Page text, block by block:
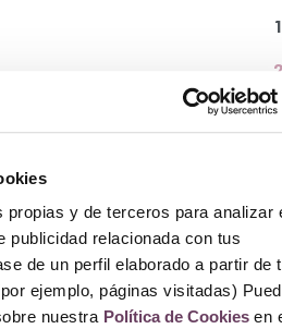
propias y de terceros para analizar
publicidad relacionada con tus
de un perfil elaborado a partir de
ejemplo, páginas visitadas)
nuestra Política de Cookiesen